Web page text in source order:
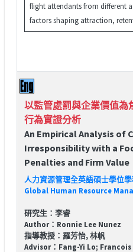
flight attendants from different
factors shaping attraction,
以監管處罰與企業價值為
行為實證分析
An Empirical Analysis of
Irresponsibility with a
Penalties and Firm Value
人力資源管理全英語碩士學位
Global Human Resource
研究生：李睿
Author：Ronnie Lee Nunez
指導教授：羅芳怡, 林帆
Advisor：Fang-Yi Lo;